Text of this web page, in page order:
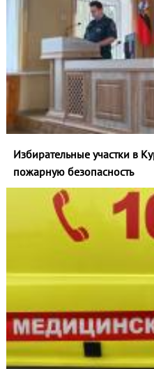
Избирательные участки в
пожарную безопасность